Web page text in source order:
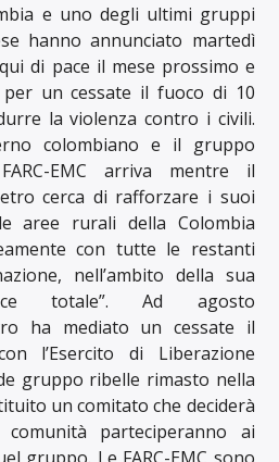
e uno degli ultimi gruppi
hanno annunciato martedì
di pace il mese prossimo e
un cessate il fuoco di 10
la violenza contro i civili.
colombiano e il gruppo
EMC arriva mentre il
cerca di rafforzare i suoi
aree rurali della Colombia
con tutte le restanti
nell’ambito della sua
totale”. Ad agosto
ha mediato un cessate il
l’Esercito di Liberazione
gruppo ribelle rimasto nella
un comitato che deciderà
parteciperanno ai